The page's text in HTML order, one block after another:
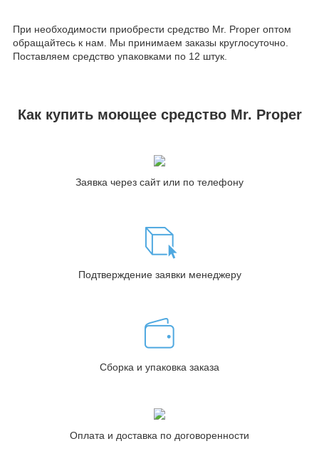
При необходимости приобрести средство Mr. Proper оптом
обращайтесь к нам. Мы принимаем заказы круглосуточно.
Поставляем средство упаковками по 12 штук.
Как купить моющее средство Mr. Proper
Заявка через сайт или по телефону
Подтверждение заявки менеджеру
Сборка и упаковка заказа
Оплата и доставка по договоренности